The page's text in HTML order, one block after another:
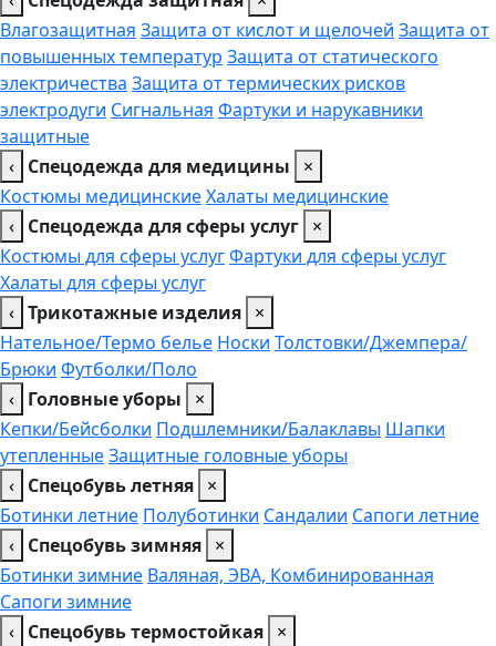
Влагозащитная Защита от кислот и щелочей Защита от
повышенных температур Защита от статического
электричества Защита от термических рисков
электродуги Сигнальная Фартуки и нарукавники
защитные
‹ Спецодежда для медицины
×
Костюмы медицинскиеХалаты медицинские
‹ Спецодежда для сферы услуг ×
Костюмы для сферы услугФартуки для сферы услуг
Халаты для сферы услуг
‹ Трикотажные изделия ×
Нательное/Термо белье Носки Толстовки/Джемпера/
Брюки Футболки/Поло
‹ Головные уборы
×
Кепки/Бейсболки Подшлемники/Балаклавы Шапки
утепленныеЗащитные головные уборы
‹ Спецобувь летняя ×
Ботинки летние Полуботинки Сандалии Сапоги летние
‹ Спецобувь зимняя ×
Ботинки зимние Валяная, ЭВА, Комбинированная
Сапоги зимние
‹ Спецобувь термостойкая ×